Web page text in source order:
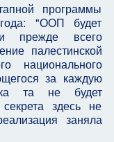
программы
"ООП будет
прежде всего
палестинской
национального
за каждую
та не будет
здесь не
заняла